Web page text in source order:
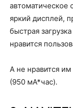
автоматическое
яркий дисплей,
быстрая
нравится
А не нравится
(950 мА*час).